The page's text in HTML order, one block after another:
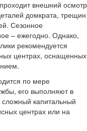
внешний осмотр
домкрата, трещин
Сезонное
– ежегодно. Однако,
рекомендуется
центрах, оснащенных
по мере
его выполняют в
сложный капитальный
центрах или на